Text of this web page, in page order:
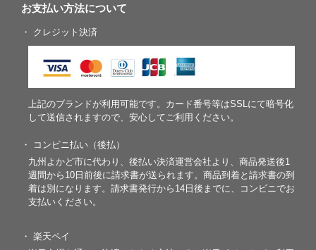
お支払い方法について
・ クレジット決済
上記のブランドが利用可能です。カード番号等はSSLにて暗号化
して送信されますので、安心してご利用ください。
・ コンビニ払い（後払）
九州よかど市に代わり、後払い決済運営会社より、商品発送後1
週間から10日前後に請求書が送られます。商品到着と請求書の到
着は別になります。請求書発行から14日後までに、コンビニでお
支払いください。
・ 楽天ペイ